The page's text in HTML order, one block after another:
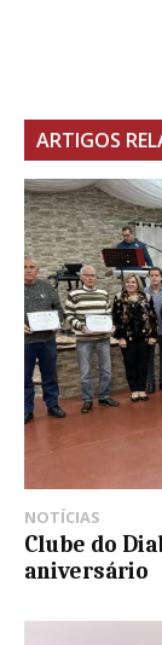
ARTIGOS
NOTÍCIAS
Clube do
aniversário